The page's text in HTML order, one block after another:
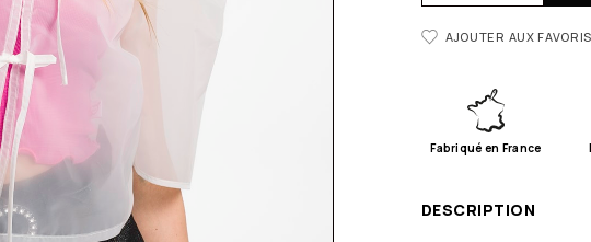
AJOUTER AUX FAVORIS
Fabriqué en France
DESCRIPTION